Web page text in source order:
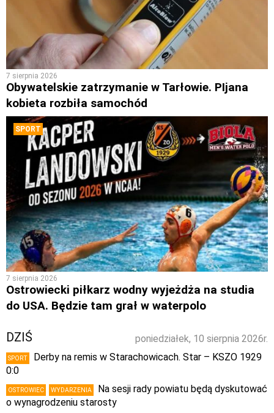
7 sierpnia 2026
Obywatelskie zatrzymanie w Tarłowie. PIjana
kobieta rozbiła samochód
SPORT
7 sierpnia 2026
Ostrowiecki piłkarz wodny wyjeżdża na studia
do USA. Będzie tam grał w waterpolo
poniedziałek, 10 sierpnia 2026r.
DZIŚ
SPORT
Derby na remis w Starachowicach. Star – KSZO 1929
0:0
OSTROWIEC WYDARZENIA
Na sesji rady powiatu będą dyskutować
o wynagrodzeniu starosty